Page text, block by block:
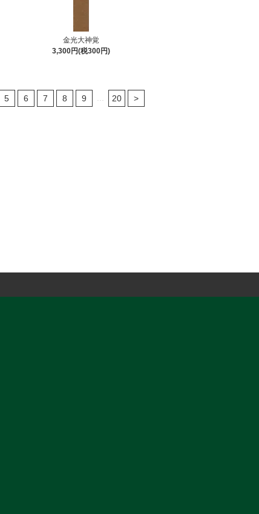
金光大神覚
3,300円(税300円)
5 6 7 8 9 20 >